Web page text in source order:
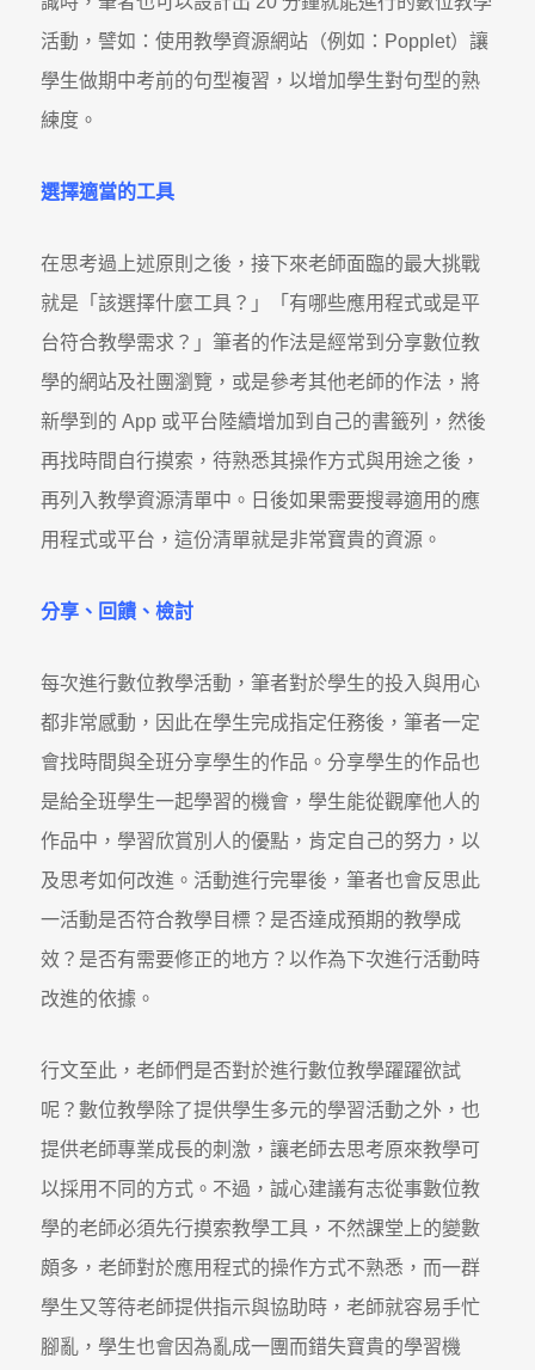
活動，譬如：使用教學資源網站（例如：Popplet）讓
學生做期中考前的句型複習，以增加學生對句型的熟
練度。
選擇適當的工具
在思考過上述原則之後，接下來老師面臨的最大挑戰
就是「該選擇什麼工具？」「有哪些應用程式或是平
台符合教學需求？」筆者的作法是經常到分享數位教
學的網站及社團瀏覽，或是參考其他老師的作法，將
新學到的 App 或平台陸續增加到自己的書籤列，然後
再找時間自行摸索，待熟悉其操作方式與用途之後，
再列入教學資源清單中。日後如果需要搜尋適用的應
用程式或平台，這份清單就是非常寶貴的資源。
分享、回饋、檢討
每次進行數位教學活動，筆者對於學生的投入與用心
都非常感動，因此在學生完成指定任務後，筆者一定
會找時間與全班分享學生的作品。分享學生的作品也
是給全班學生一起學習的機會，學生能從觀摩他人的
作品中，學習欣賞別人的優點，肯定自己的努力，以
及思考如何改進。活動進行完畢後，筆者也會反思此
一活動是否符合教學目標？是否達成預期的教學成
效？是否有需要修正的地方？以作為下次進行活動時
改進的依據。
行文至此，老師們是否對於進行數位教學躍躍欲試
呢？數位教學除了提供學生多元的學習活動之外，也
提供老師專業成長的刺激，讓老師去思考原來教學可
以採用不同的方式。不過，誠心建議有志從事數位教
學的老師必須先行摸索教學工具，不然課堂上的變數
頗多，老師對於應用程式的操作方式不熟悉，而一群
學生又等待老師提供指示與協助時，老師就容易手忙
腳亂，學生也會因為亂成一團而錯失寶貴的學習機